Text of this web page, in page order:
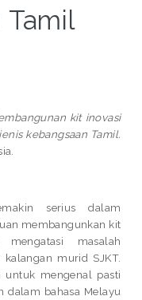
Tamil
kit inovasi
kebangsaan Tamil.
serius dalam
membangunkan kit
masalah
murid SJKT.
mengenal pasti
dalam bahasa Melayu